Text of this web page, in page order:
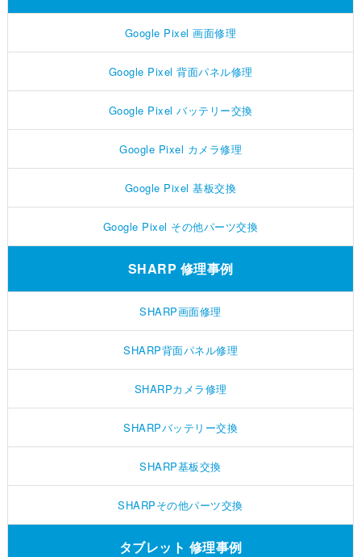
Google Pixel 画面修理
Google Pixel 背面パネル修理
Google Pixel バッテリー交換
Google Pixel カメラ修理
Google Pixel 基板交換
Google Pixel その他パーツ交換
SHARP 修理事例
SHARP画面修理
SHARP背面パネル修理
SHARPカメラ修理
SHARPバッテリー交換
SHARP基板交換
SHARPその他パーツ交換
タブレット 修理事例